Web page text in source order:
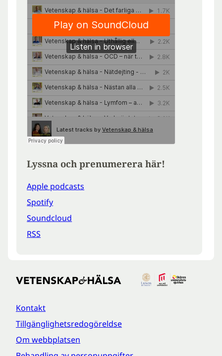
Lyssna och prenumerera här!
Apple podcasts
Spotify
Soundcloud
RSS
Kontakt
Tillgänglighetsredogöreldse
Om webbplatsen